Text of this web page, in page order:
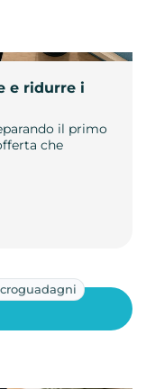
e ridurre i
il primo
che